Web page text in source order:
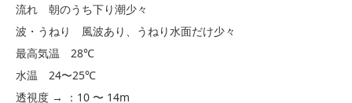
流れ 朝のうち下り潮少々
波・うねり 風波あり、うねり水面だけ少々
最高気温 28℃
水温 24〜25℃
透視度 → ：10 〜 14m